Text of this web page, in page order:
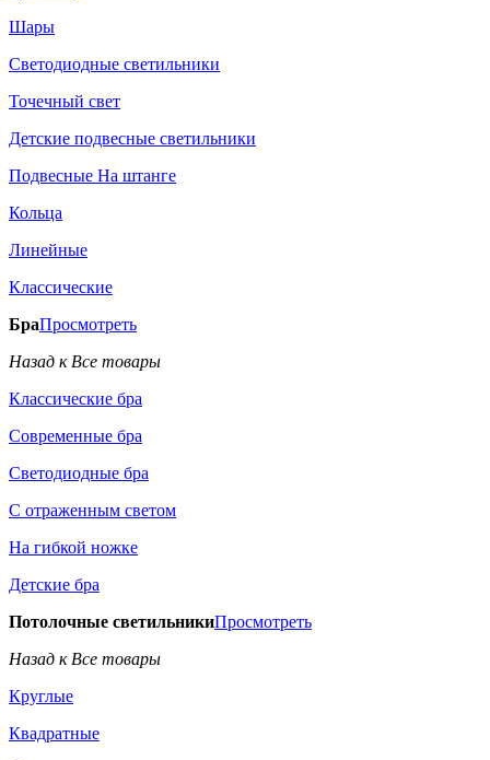
Шары
Светодиодные светильники
Точечный свет
Детские подвесные светильники
Подвесные На штанге
Кольца
Линейные
Классические
БраПросмотреть
Назад к Все товары
Классические бра
Современные бра
Светодиодные бра
С отраженным светом
На гибкой ножке
Детские бра
Потолочные светильникиПросмотреть
Назад к Все товары
Круглые
Квадратные